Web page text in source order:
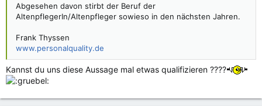
Abgesehen davon stirbt der Beruf der
AltenpflegerIn/Altenpfleger sowieso in den nächsten Jahren.
Frank Thyssen
www.personalquality.de
Kannst du uns diese Aussage mal etwas qualifizieren ????